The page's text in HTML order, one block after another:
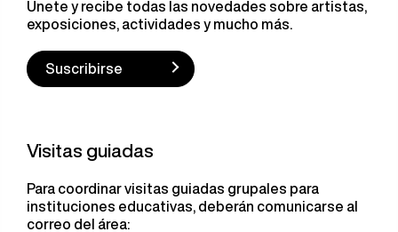
Únete y recibe todas las novedades sobre artistas,
exposiciones, actividades y mucho más.
Suscribirse
Visitas guiadas
Para coordinar visitas guiadas grupales para
instituciones educativas, deberán comunicarse al
correo del área: